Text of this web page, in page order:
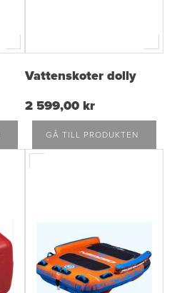
Vattenskoter dolly
2 599,00 kr
GÅ TILL PRODUKTEN